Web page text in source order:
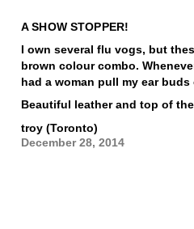
A SHOW STOPPER!
I own several flu vogs, but
brown colour combo.
had a woman pull my ear buds
Beautiful leather and top of
troy (Toronto)
December 28, 2014